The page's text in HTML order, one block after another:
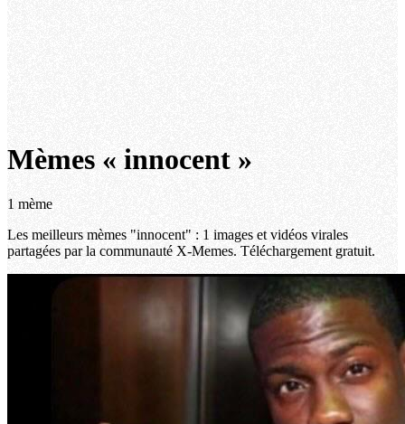
Mèmes « innocent »
1 mème
Les meilleurs mèmes "innocent" : 1 images et vidéos virales
partagées par la communauté X-Memes. Téléchargement gratuit.